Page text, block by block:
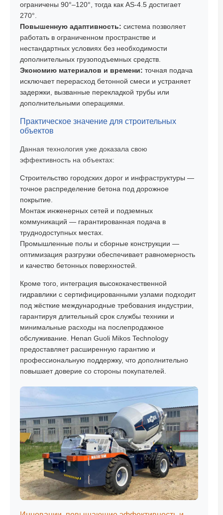
ограничены 90°–120°, тогда как AS-4.5 достигает
270°.
Повышенную адаптивность: система позволяет
работать в ограниченном пространстве и
нестандартных условиях без необходимости
дополнительных грузоподъемных средств.
Экономию материалов и времени: точная подача
исключает перерасход бетонной смеси и устраняет
задержки, вызванные перекладкой трубы или
дополнительными операциями.
Практическое значение для строительных
объектов
Данная технология уже доказала свою
эффективность на объектах:
Строительство городских дорог и инфраструктуры —
точное распределение бетона под дорожное
покрытие.
Монтаж инженерных сетей и подземных
коммуникаций — гарантированная подача в
труднодоступных местах.
Промышленные полы и сборные конструкции —
оптимизация разгрузки обеспечивает равномерность
и качество бетонных поверхностей.
Кроме того, интеграция высококачественной
гидравлики с сертифицированными узлами подходит
под жёсткие международные требования индустрии,
гарантируя длительный срок службы техники и
минимальные расходы на послепродажное
обслуживание. Henan Guoli Mikos Technology
предоставляет расширенную гарантию и
профессиональную поддержку, что дополнительно
повышает доверие со стороны покупателей.